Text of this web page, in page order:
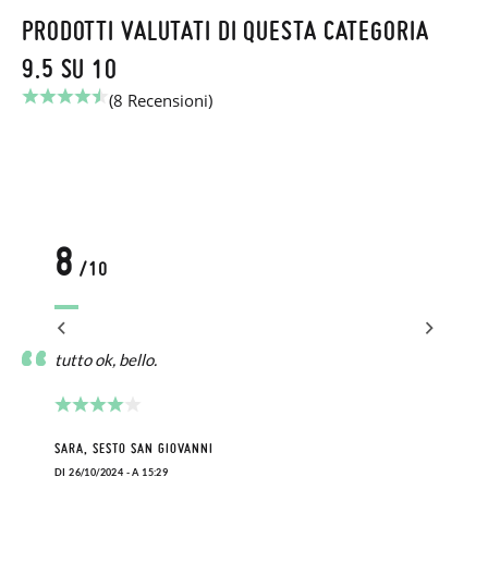
PRODOTTI VALUTATI DI QUESTA CATEGORIA
9.5 SU 10
(8 Recensioni)
8 /10
tutto ok, bello.
SARA, SESTO SAN GIOVANNI
DI 26/10/2024 - A 15:29